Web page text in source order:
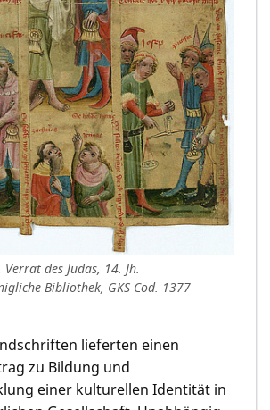
des Judas, 14. Jh.
Bibliothek, GKS Cod. 1377
lieferten einen
zu Bildung und
einer kultu­rellen Identität in